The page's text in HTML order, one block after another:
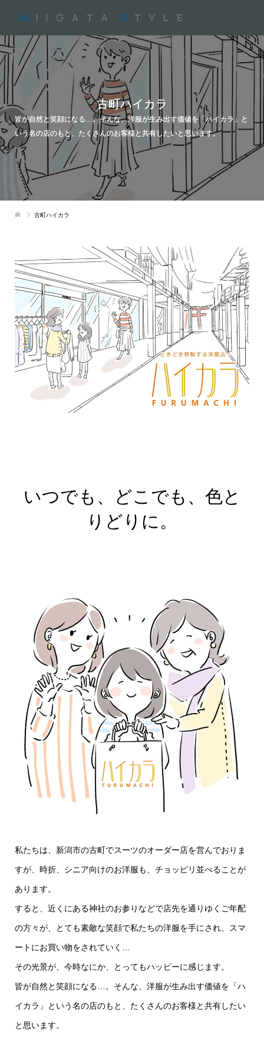
古町ハイカラ
皆が自然と笑顔になる…。そんな、洋服が生み出す価値を「ハイカラ」と
いう名の店のもと、たくさんのお客様と共有したいと思います。
古町ハイカラ
いつでも、どこでも、色と
りどりに。
私たちは、新潟市の古町でスーツのオーダー店を営んでおりま
すが、時折、シニア向けのお洋服も、チョッピリ並べることが
あります。
すると、近くにある神社のお参りなどで店先を通りゆくご年配
の方々が、とても素敵な笑顔で私たちの洋服を手にされ、スマ
ートにお買い物をされていく…
その光景が、今時なにか、とってもハッピーに感じます。
皆が自然と笑顔になる…。そんな、洋服が生み出す価値を「ハ
イカラ」という名の店のもと、たくさんのお客様と共有したい
と思います。